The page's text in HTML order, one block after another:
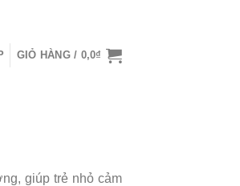
GIỎ HÀNG / 0,0₫
giúp trẻ nhỏ cảm